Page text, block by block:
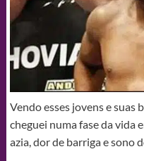
Vendo esses jovens e suas
cheguei numa fase da vida
azia, dor de barriga e sono